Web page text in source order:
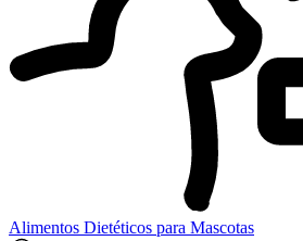
Alimentos Dietéticos para Mascotas